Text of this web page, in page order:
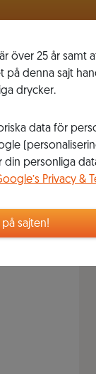
över 25 år samt
på denna sajt
drycker.
data för
din personliga
Privacy &
sajten!